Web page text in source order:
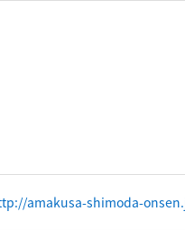
amakusa-shimoda-